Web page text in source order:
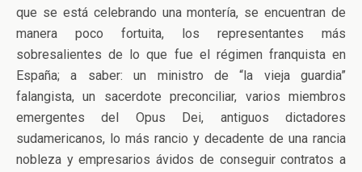
que se está celebrando una montería, se encuentran de
manera poco fortuita, los representantes más
sobresalientes de lo que fue el régimen franquista en
España; a saber: un ministro de “la vieja guardia”
falangista, un sacerdote preconciliar, varios miembros
emergentes del Opus Dei, antiguos dictadores
sudamericanos, lo más rancio y decadente de una rancia
nobleza y empresarios ávidos de conseguir contratos a